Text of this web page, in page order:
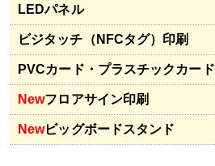
LEDパネル
ビジタッチ（NFCタグ）印刷
PVCカード・プラスチックカード
Newフロアサイン印刷
Newビッグボードスタンド